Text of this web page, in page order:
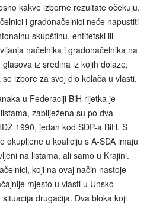
kakve izborne rezultate očekuju.
i gradonačelnici neće napustiti
skupštinu, entitetski ili
načelnika i gradonačelnika na
iz sredina iz kojih dolaze,
izbore za svoj dio kolača u vlasti.
u Federaciji BiH rijetka je
zabilježena su po dva
1990, jedan kod SDP-a BiH. S
okupljene u koaliciju s A-SDA imaju
na listama, ali samo u Krajini.
koji na ovaj način nastoje
mjesto u vlasti u Unsko-
drugačija. Dva bloka koji